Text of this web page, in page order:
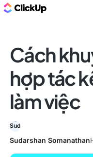
Cách
hợp tác
làm việc
Sudarshan Somanathan